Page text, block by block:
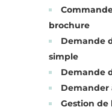
brochure
Demande
simple
Demande
Demander
Gestion de